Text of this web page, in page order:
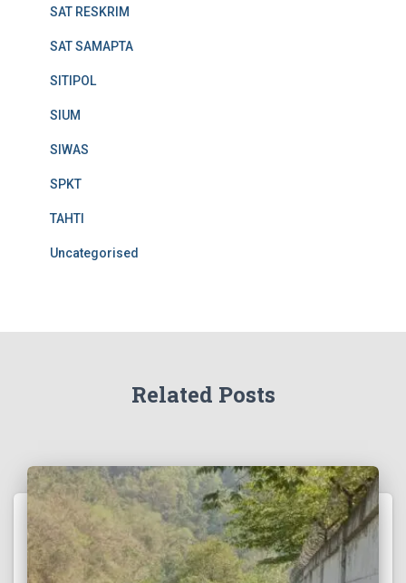
SAT RESKRIM
SAT SAMAPTA
SITIPOL
SIUM
SIWAS
SPKT
TAHTI
Uncategorised
Related Posts